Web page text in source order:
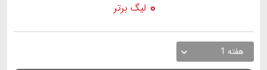
لیگ برتر
هفته 1